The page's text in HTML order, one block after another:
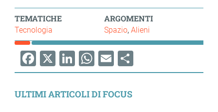
TEMATICHE
Tecnologia
ARGOMENTI
Spazio Alieni
Facebook
X LinkedIn
WhatsApp
EmailShare
ULTIMI ARTICOLI DI FOCUS